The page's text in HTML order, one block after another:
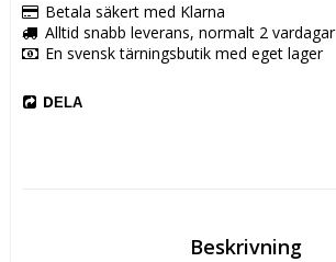
Betala säkert med Klarna
Alltid snabb leverans, normalt 2 vardagar
En svensk tärningsbutik med eget lager
DELA
Beskrivning